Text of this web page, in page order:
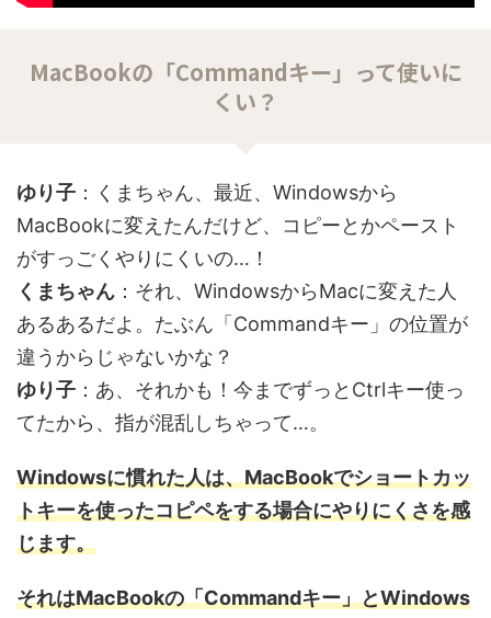
MacBookの「Commandキー」って使いに
くい？
ゆり子 ：くまちゃん、最近、Windowsから
MacBookに変えたんだけど、コピーとかペースト
がすっごくやりにくいの…！
くまちゃん ：それ、WindowsからMacに変えた人
あるあるだよ。たぶん「Commandキー」の位置が
違うからじゃないかな？
ゆり子 ：あ、それかも！今までずっとCtrlキー使っ
てたから、指が混乱しちゃって…。
Windowsに慣れた人は、MacBookでショートカッ
トキーを使ったコピペをする場合にやりにくさを感
じます。
それはMacBookの「Commandキー」とWindows